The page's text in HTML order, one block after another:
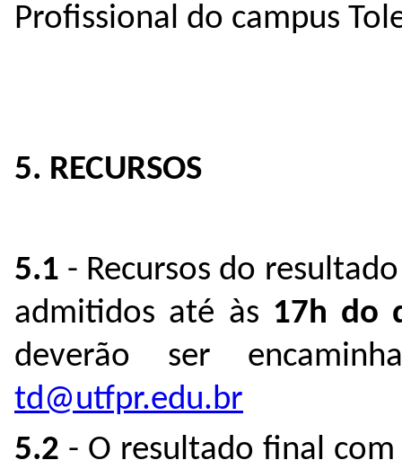
Profissional do campus
5. RECURSOS
5.1 - Recursos do
admitidos até às 17h do
deverão ser
td@utfpr.edu.br
5.2 - O resultado final